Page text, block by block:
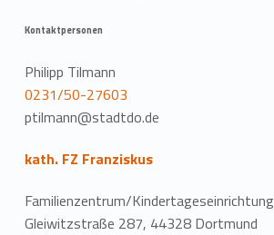
Kontaktpersonen
Philipp Tilmann
0231/50-27603
ptilmann@stadtdo.de
kath. FZ Franziskus
Familienzentrum/Kindertageseinrichtung
Gleiwitzstraße 287, 44328 Dortmund